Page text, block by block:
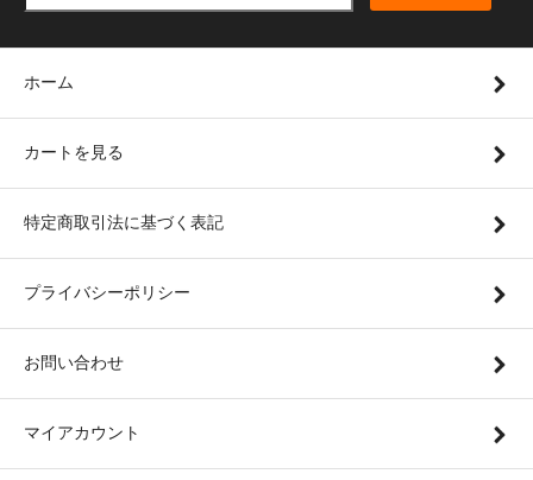
ホーム
カートを見る
特定商取引法に基づく表記
プライバシーポリシー
お問い合わせ
マイアカウント